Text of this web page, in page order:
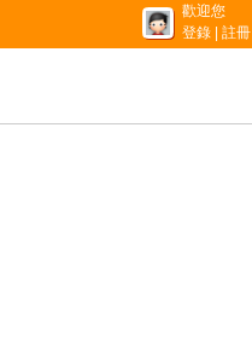
歡迎您
登錄
註冊